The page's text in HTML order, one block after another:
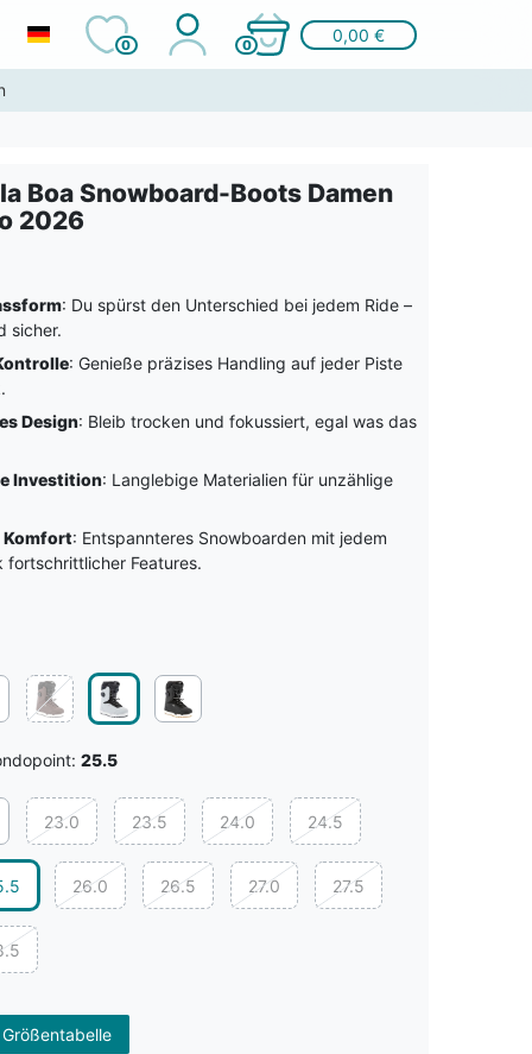
0 0
0,00 €
Boa Snowboard-Boots Damen
2026
: Du spürst den Unterschied bei jedem Ride –
sicher.
: Genieße präzises Handling auf jeder Piste
Design: Bleib trocken und fokussiert, egal was das
Investition: Langlebige Materialien für unzählige
: Entspannteres Snowboarden mit jedem
fortschrittlicher Features.
25.5
23.0 23.5 24.0 24.5
26.0 26.5 27.0 27.5